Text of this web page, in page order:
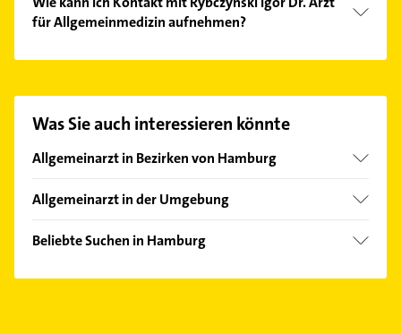
für Allgemeinmedizin aufnehmen?
auswählen. Hier finden Sie alleKontaktdaten
Was Sie auch interessieren könnte
Allgemeinarzt in Bezirken von Hamburg
Bezirk Altona
Bezirk Hamburg-Mitte
Allgemeinarzt in der Umgebung
Reinbek
Glinde Kreis Stormarn
Beliebte Suchen in Hamburg